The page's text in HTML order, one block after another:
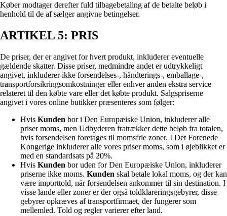
Køber modtager derefter fuld tilbagebetaling af de betalte beløb i
henhold til de af sælger angivne betingelser.
ARTIKEL 5: PRIS
De priser, der er angivet for hvert produkt, inkluderer eventuelle
gældende skatter. Disse priser, medmindre andet er udtrykkeligt
angivet, inkluderer ikke forsendelses-, håndterings-, emballage-,
transportforsikringsomkostninger eller enhver anden ekstra service
relateret til den købte vare eller det købte produkt. Salgspriserne
angivet i vores online butikker præsenteres som følger:
Hvis Kunden bor i Den Europæiske Union, inkluderer alle
priser moms, men Udbyderen fratrækker dette beløb fra totalen,
hvis forsendelsen foretages til momsfrie zoner. I Det Forenede
Kongerige inkluderer alle vores priser moms, som i øjeblikket er
med en standardsats på 20%.
Hvis Kunden bor uden for Den Europæiske Union, inkluderer
priserne ikke moms. Kunden skal betale lokal moms, og der kan
være importtold, når forsendelsen ankommer til sin destination. I
visse lande eller zoner er der også toldklareringsgebyrer, disse
gebyrer opkræves af transportfirmaet, der fungerer som
mellemled. Told og regler varierer efter land.